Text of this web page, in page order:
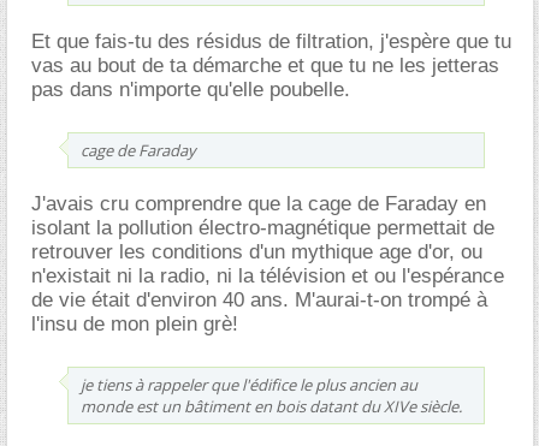
Et que fais-tu des résidus de filtration, j'espère que tu
vas au bout de ta démarche et que tu ne les jetteras
pas dans n'importe qu'elle poubelle.
cage de Faraday
J'avais cru comprendre que la cage de Faraday en
isolant la pollution électro-magnétique permettait de
retrouver les conditions d'un mythique age d'or, ou
n'existait ni la radio, ni la télévision et ou l'espérance
de vie était d'environ 40 ans. M'aurai-t-on trompé à
l'insu de mon plein grè!
je tiens à rappeler que l'édifice le plus ancien au
monde est un bâtiment en bois datant du XIVe siècle.